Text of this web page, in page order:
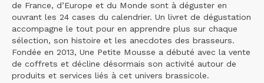
de France, d’Europe et du Monde sont à déguster en
ouvrant les 24 cases du calendrier. Un livret de dégustation
accompagne le tout pour en apprendre plus sur chaque
sélection, son histoire et les anecdotes des brasseurs.
Fondée en 2013, Une Petite Mousse a débuté avec la vente
de coffrets et décline désormais son activité autour de
produits et services liés à cet univers brassicole.